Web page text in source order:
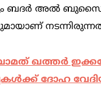
ബദര്‍ അല്‍ ബുസൈദി
ഖത്തർ
ദോഹ